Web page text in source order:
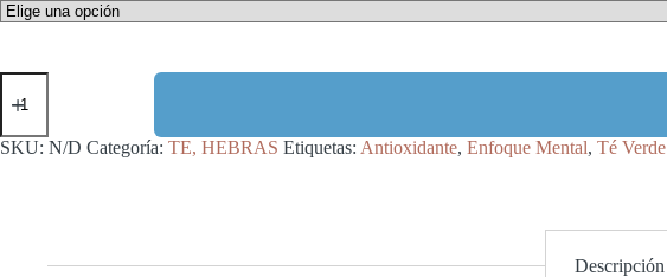
CARIBBEAN
SUN
TÉ
SKU: N/D Categoría: TE, HEBRAS Etiquetas: Antioxidante, Enfoque Mental, Té Verde
Descripción